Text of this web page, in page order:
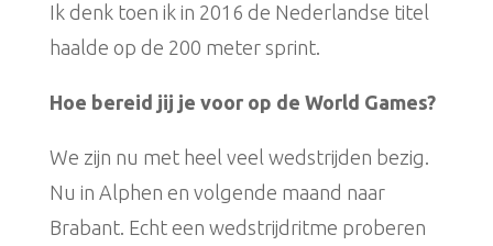
Ik denk toen ik in 2016 de Nederlandse titel
haalde op de 200 meter sprint.
Hoe bereid jij je voor op de World Games?
We zijn nu met heel veel wedstrijden bezig.
Nu in Alphen en volgende maand naar
Brabant. Echt een wedstrijdritme proberen